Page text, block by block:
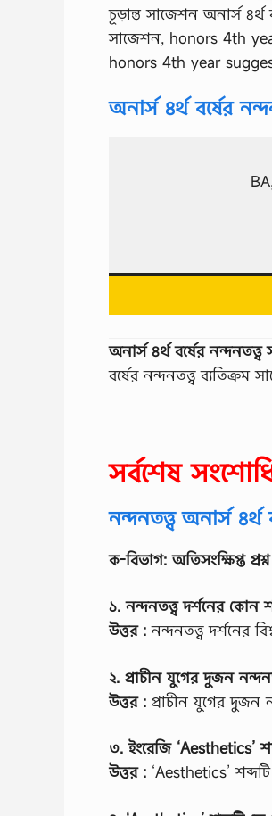
চূড়ান্ত সাজেশন অনার্স ৪র্থ
সাজেশন, honors 4th
honors 4th year
অনার্স ৪র্থ বর্ষের
অনার্স ৪র্থ বর্ষের
বর্ষের নন্দনতত্ত্ব
সর্বশেষ
নন্দনতত্ত্ব অনার্স
ক-বিভাগ: অতিসংক্ষিপ্ত
১. নন্দনতত্ত্ব দর্শনের
উত্তর : নন্দনতত্ত্ব দর্শনের
২. প্রাচীন যুগের দুজন
উত্তর : প্রাচীন যুগের দুজন
৩. ইংরেজি ‘Aesthetics’
উত্তর : ‘Aesthetics’